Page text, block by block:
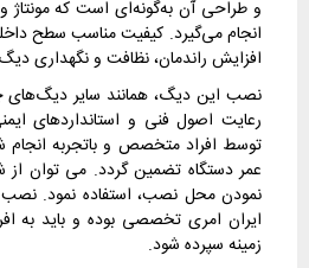
و طراحی آن به‌گونه‌ای است که مونتاژ و
انجام می‌گیرد. کیفیت مناسب سطح
افزایش راندمان، نظافت و نگهداری
نصب این دیگ، همانند سایر دیگ‌های
رعایت اصول فنی و استانداردهای
توسط افراد متخصص و باتجربه انجام
عمر دستگاه تضمین گردد. می توان
نمودن محل نصب، استفاده نمود.
ایران امری تخصصی بوده و باید به
زمینه سپرده شود.